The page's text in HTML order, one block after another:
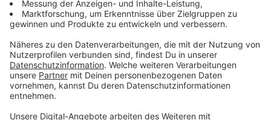
kann Bilder oder Screenshots von Videos checken in
dem man per Google-Streetview oder mit einerBilder-
wirklich dort entstanden ist und wie alt es ist.
Anzeige